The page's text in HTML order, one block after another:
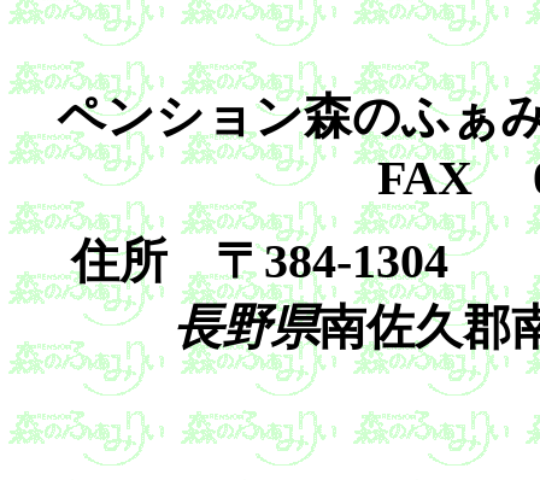
ペンション森のふぁ
FAX
住所
長野県南佐久